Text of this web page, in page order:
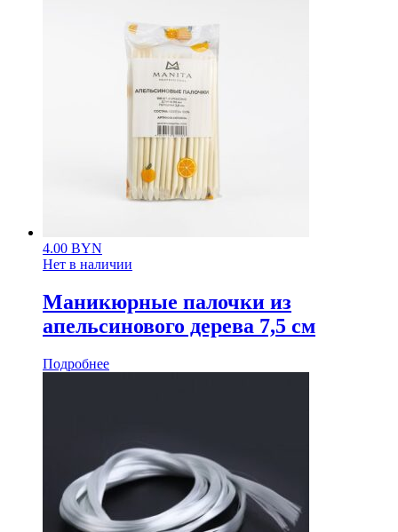
4.00 BYN
Нет в наличии
Маникюрные палочки из
апельсинового дерева 7,5 см
Подробнее